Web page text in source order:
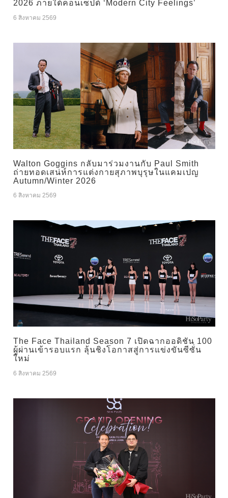
2026 ภายใต้คอนเซปต์ ‘Modern City Feelings’
6 สิงหาคม 2569
Walton Goggins กลับมาร่วมงานกับ Paul Smith
ถ่ายทอดเสน่ห์การแต่งกายสุภาพบุรุษในแคมเปญ
Autumn/Winter 2026
6 สิงหาคม 2569
The Face Thailand Season 7 เปิดฉากออดิชัน 100
ผู้ผ่านเข้ารอบแรก ลุ้นชิงโอกาสสู่การแข่งขันซีซั่น
ใหม่
6 สิงหาคม 2569